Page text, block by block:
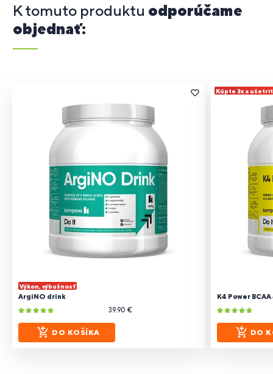
K tomuto produktu odporúčame
objednať:
Výkon, výbušnosť
ArgiNO drink
39.90 €
DO KOŠÍKA
Kúpte 3x a
K4 Power
DO